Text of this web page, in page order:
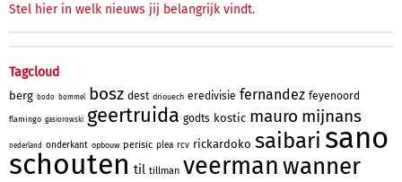
Stel hier in welk nieuws jij belangrijk vindt.
Tagcloud
berg bodo bommel bosz dest driouech eredivisie fernandez feyenoord
flamingo gasiorowski geertruida godts kostic mauro mijnans
nederland onderkant opbouw perisic plea rcv rickardoko saibari sano
schouten til tillman veermanwanner